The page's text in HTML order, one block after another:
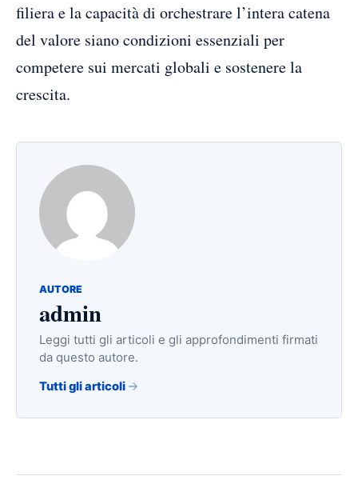
filiera e la capacità di orchestrare l’intera catena
del valore siano condizioni essenziali per
competere sui mercati globali e sostenere la
crescita.
AUTORE
admin
Leggi tutti gli articoli e gli approfondimenti firmati
da questo autore.
Tutti gli articoli